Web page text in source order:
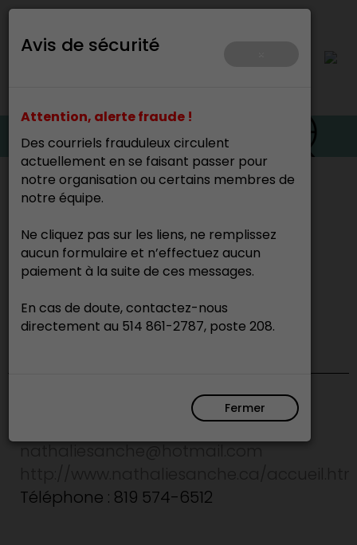
Avis de sécurité
Attention, alerte fraude !
Des courriels frauduleux circulent
actuellement en se faisant passer pour
notre organisation ou certains membres de
notre équipe.
Ne cliquez pas sur les liens, ne remplissez
aucun formulaire et n’effectuez aucun
paiement à la suite de ces messages.
En cas de doute, contactez-nous
directement au 514 861-2787, poste 208.
Fermer
Accueil>
Nathalie Sanche
Sculpteur
nathaliesanche@hotmail.com
Téléphone : 819 574-6512